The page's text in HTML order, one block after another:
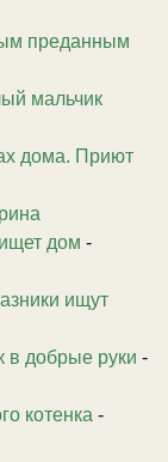
преданным
мальчик
дома. Приют
дом -
ищут
в добрые руки -
котенка -